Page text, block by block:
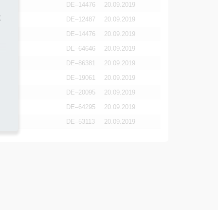
DE–14476
20.09.2019
DE–12487
20.09.2019
DE–14476
20.09.2019
DE–64646
20.09.2019
DE–86381
20.09.2019
DE–19061
20.09.2019
DE–20095
20.09.2019
DE–64295
20.09.2019
DE–53113 20.09.2019